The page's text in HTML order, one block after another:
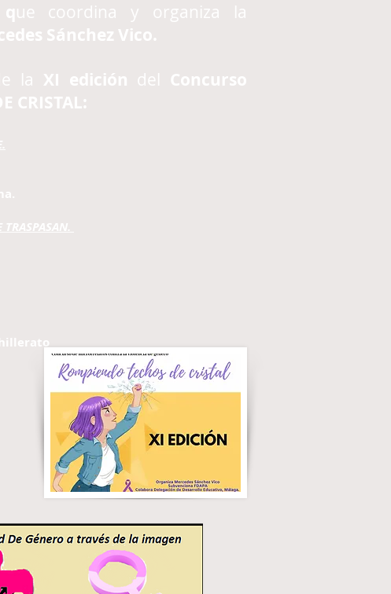
ue coordina y organiza la
Sánchez Vico.
la XI edición del Concurso
CRISTAL: